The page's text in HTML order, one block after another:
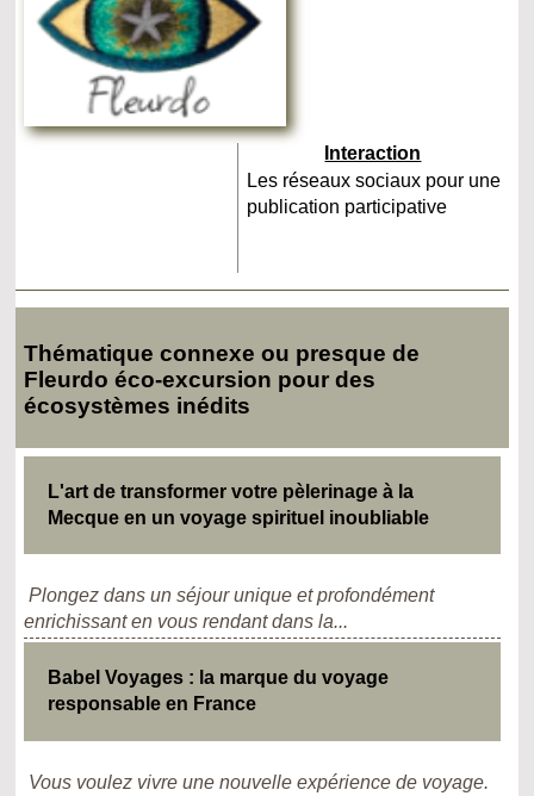
Interaction
Les réseaux sociaux pour une
publication participative
Thématique connexe ou presque de
Fleurdo éco-excursion pour des
écosystèmes inédits
L'art de transformer votre pèlerinage à la
Mecque en un voyage spirituel inoubliable
Plongez dans un séjour unique et profondément
enrichissant en vous rendant dans la...
Babel Voyages : la marque du voyage
responsable en France
Vous voulez vivre une nouvelle expérience de voyage.